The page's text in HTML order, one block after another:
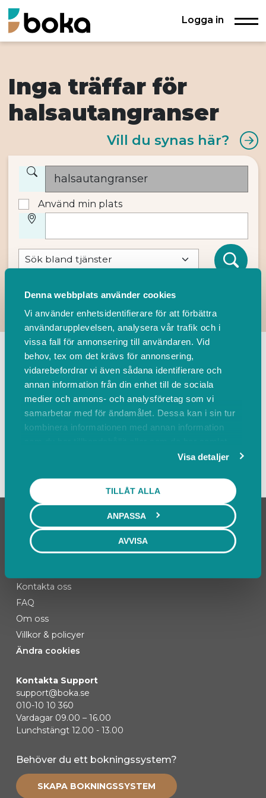
Denna webbplats använder cookies
Vi använder enhetsidentifierare för att förbättra
användarupplevelsen, analysera vår trafik och i
vissa fall för annonsering till användaren. Vid
behov, tex om det krävs för annonsering,
vidarebefordrar vi även sådana identifierare och
annan information från din enhet till de sociala
medier och annons- och analysföretag som vi
samarbetar med för ändamålet. Dessa kan i sin tur
kombinera informationen med annan information
Visa detaljer
TILLÅT ALLA
ANPASSA
AVVISA
Logga in
Använd min plats
Inga träffar för
halsautangranser
Vill du synas här?
TILLBAKA
Leverantörer Events
Sortera på
Kontakta oss
FAQ
Om oss
Villkor & policyer
Ändra cookies
Kontakta Support
support@boka.se
010-10 10 360
Vardagar 09.00 – 16.00
Lunchstängt 12.00 - 13.00
Behöver du ett bokningssystem?
SKAPA BOKNINGSSYSTEM